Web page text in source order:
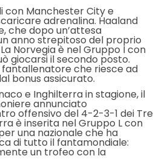
con Manchester City e
adrenalina. Haaland
che dopo un’attesa
anno strepitoso del proprio
Norvegia è nel Gruppo I con
giocarsi il secondo posto.
fantallenatore che riesce ad
bonus assicurato.
e Inghilterra in stagione, il
annunciato
offensivo del 4-2-3-1 dei Tre
è inserita nel Gruppo L con
una nazionale che ha
di tutto il fantamondiale:
un trofeo con la